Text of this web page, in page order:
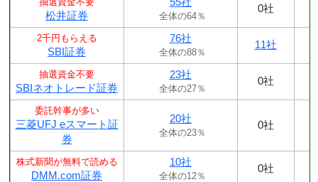
松井証券 全体の64％
0社
2千円もらえる
SBI証券
76社
全体の88％
11社
抽選資金不要
SBIネオトレード証券
23社
全体の27％
0社
委託幹事が多い
三菱UFJ eスマート証
券
20社
全体の23％
0社
株式新聞が無料で読める
DMM.com証券
10社
全体の12％
0社